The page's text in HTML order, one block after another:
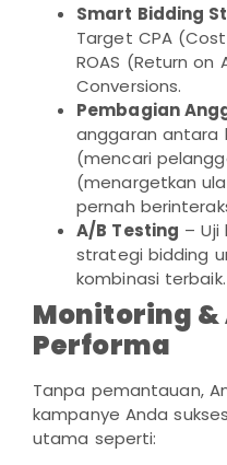
Smart Bidding
Target CPA
ROAS (Return on
Conversions.
Pembagian
anggaran antara
(mencari
(menargetkan
pernah
A/B Testing – Uji
strategi bidding
kombinasi terbaik.
Monitoring &
Performa
Tanpa pemantauan,
kampanye Anda
utama seperti: